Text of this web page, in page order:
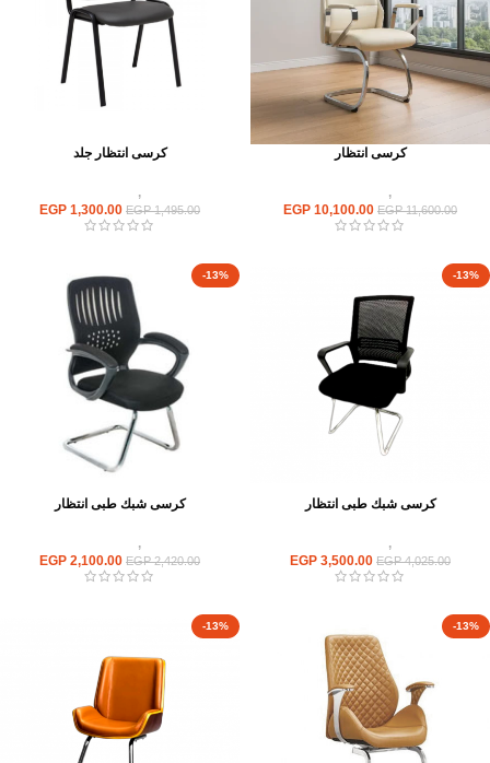
كرسى انتظار
,
EGP11,600.00
EGP 10,100.00
كرسى انتظار جلد
,
EGP1,495.00
EGP 1,300.00
-13%
كرسى شبك طبى انتظار
,
EGP4,025.00
EGP 3,500.00
-13%
كرسى شبك طبى انتظار
,
EGP2,420.00
EGP 2,100.00
-13%
-13%